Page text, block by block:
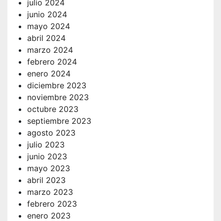
julio 2024
junio 2024
mayo 2024
abril 2024
marzo 2024
febrero 2024
enero 2024
diciembre 2023
noviembre 2023
octubre 2023
septiembre 2023
agosto 2023
julio 2023
junio 2023
mayo 2023
abril 2023
marzo 2023
febrero 2023
enero 2023